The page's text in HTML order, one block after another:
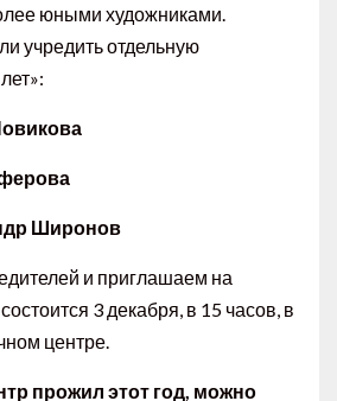
юными художниками.
учредить отдельную
Широнов
и приглашаем на
3 декабря, в 15 часов, в
центре.
прожил этот год, можно